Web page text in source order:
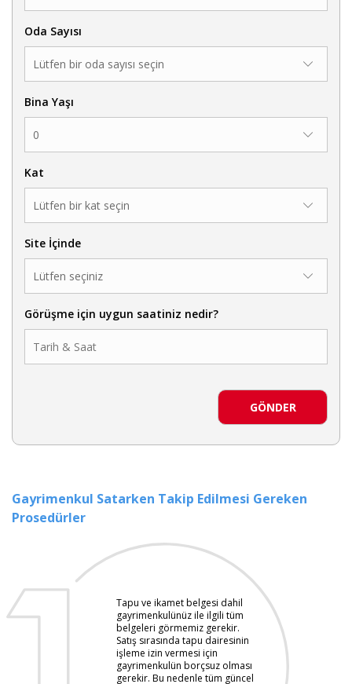
Oda Sayısı
Bina Yaşı
Kat
Site İçinde
Görüşme için uygun saatiniz nedir?
GÖNDER
Gayrimenkul Satarken Takip Edilmesi Gereken
Prosedürler
Tapu ve ikamet belgesi dahil
gayrimenkulünüz ile ilgili tüm
belgeleri görmemiz gerekir.
Satış sırasında tapu dairesinin
işleme izin vermesi için
gayrimenkulün borçsuz olması
gerekir. Bu nedenle tüm güncel